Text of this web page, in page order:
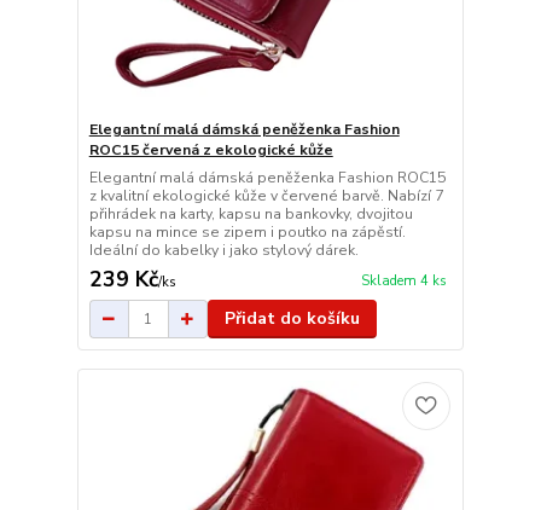
Elegantní malá dámská peněženka Fashion
ROC15 červená z ekologické kůže
Elegantní malá dámská peněženka Fashion ROC15
z kvalitní ekologické kůže v červené barvě. Nabízí 7
přihrádek na karty, kapsu na bankovky, dvojitou
kapsu na mince se zipem i poutko na zápěstí.
Ideální do kabelky i jako stylový dárek.
239 Kč/ks Skladem 4 ks
Přidat do košíku